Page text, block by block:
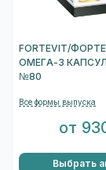
FORTEVIT/
ОМЕГА-3
№80
Все формы выпуска
от
Выбрать